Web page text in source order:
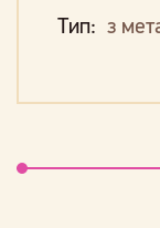
Тип: з